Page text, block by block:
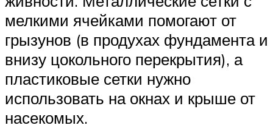
мелкими ячейками помогают от
грызунов (в продухах фундамента и
внизу цокольного перекрытия), а
пластиковые сетки нужно
использовать на окнах и крыше от
насекомых.